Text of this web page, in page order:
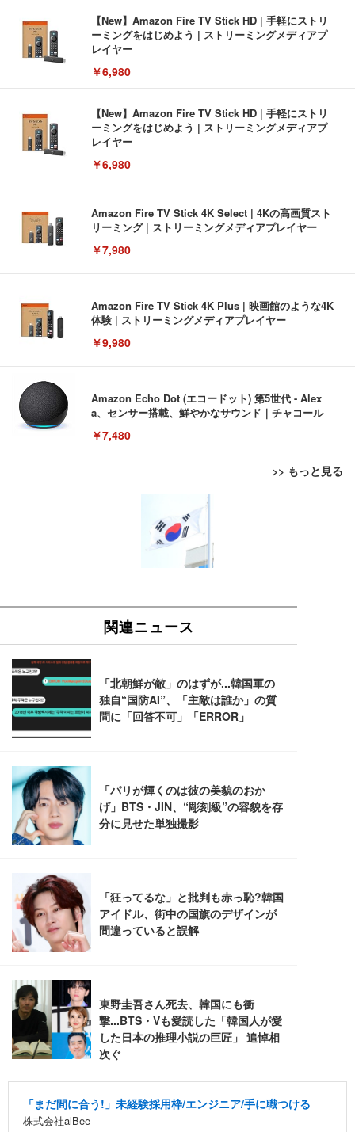
【New】Amazon Fire TV Stick HD | 手軽にストリ
ーミングをはじめよう | ストリーミングメディアプ
レイヤー
￥6,980
【New】Amazon Fire TV Stick HD | 手軽にストリ
ーミングをはじめよう | ストリーミングメディアプ
レイヤー
￥6,980
Amazon Fire TV Stick 4K Select | 4Kの高画質スト
リーミング | ストリーミングメディアプレイヤー
￥7,980
Amazon Fire TV Stick 4K Plus | 映画館のような4K
体験 | ストリーミングメディアプレイヤー
￥9,980
Amazon Echo Dot (エコードット) 第5世代 - Alex
a、センサー搭載、鮮やかなサウンド｜チャコール
￥7,480
>> もっと見る
[EdoErgo] オフィスチェア 椅子 テレワーク 疲れな
い 跳ね上げ式アームレスト コンパクト 約105度ロッ
キング pc 事務椅子 360度回転 座面昇降 強化ナイロ
ン樹脂ベース 通気性メッシュ 在宅ワーク H-WY01
SIHOO B100 オフィスチェア／デスクチェア メッシ
ュチェア 人間工学 疲れない ブラック
￥27,999
Sezlife オフィスチェア デスクチェア 疲れない テレ
ワーク チェア 強化バックレスト 30度ロッキング機
能 人間工学 椅子 腰サポート 90度跳ね上げ式アーム
Sezlife オフィスチェア デスクチェア 疲れない テレ
ワーク チェア 強化バックレスト 30度ロッキング機
能 人間工学 椅子 腰サポート 90度跳ね上げ式アーム
レスト 3Dヘッドレスト ハンガー付き 高反発クッシ
￥7,680
ス圧無段階昇降 360度回転 キャスター付き コンパク
ト 幅52×奥行58.5×高さ84～96cm テレワーク 在宅
勤務 ブラック
￥4,139
EIZO ビジネス向けプレミアムモニター | FlexScan
EV3240X-WT | 31.5型4K UHD・USB Type-C・ホワ
EV2740X-WT | 27.0型4K UHD・USB Type-C・ホワ
イト
￥109,572
【純正品】27"ゲーミングモニター DualSense 充電
フック付き（CFI-ZDM1J）
【整備済み品】Dell E2724HS 27インチ 液晶モニタ
ー フルHD（1920×1080）VA 非光沢 HDMI/DisplayP
ort/VGA スピーカー内蔵 高さ調整 スイベル VESA対
応 ComfortView ビジネス向け
￥15,800
グモニター QD 24.5インチ 1ms FHD 量子ドット 残
像低減 (3年保証 | 輝点保証 | 日本メーカー)
￥34,980
Amazonベーシック ペットシーツ 薄型 レギュラー 1
回使い捨て 無香料 ホワイト 300枚
Amazonベーシック ペットシーツ 厚型 ワイド 42枚
x2袋(84枚) ホワイト(吸収面:ライトブルー)
￥3,234
ネオ・ルーライフ ネオ・オムツ L 中型犬用 26枚入
り 単品
Smart Basic(スマートベーシック) 【Amazon.co.jp
限定】 Smart Basic アイリスオーヤマ ペットシーツ
超厚型 お徳用 ワイド 100枚入 (x 1) (ケース販売)
￥3,670
ュラー 200枚入【Amazon.co.jp限定】
￥3,731
「まだ間に合う!」未経験採用枠/エンジニア/手に職つける
株式会社alBee